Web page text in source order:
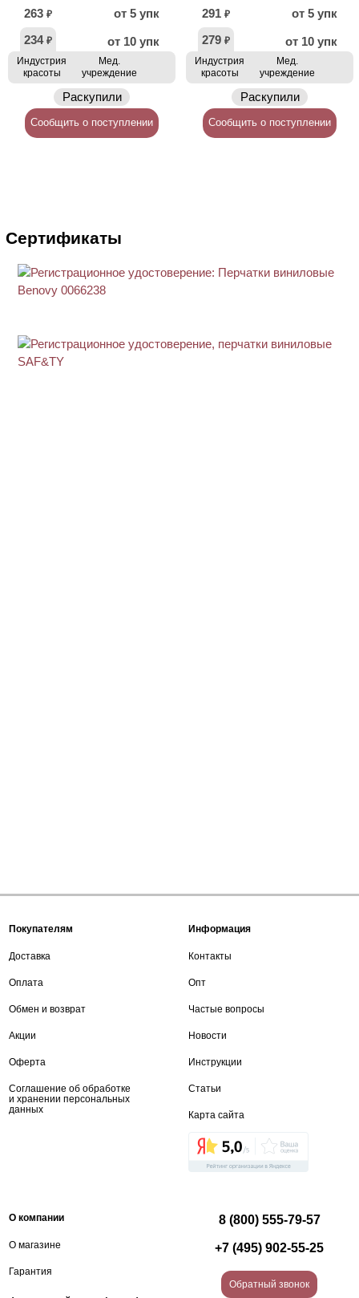
263 ₽
от 5 упк
234 ₽ от 10 упк
Индустрия
красоты
Мед.
учреждение
Раскупили
Сообщить о поступлении
291 ₽
от 5 упк
279 ₽ от 10 упк
Индустрия
красоты
Мед.
учреждение
Раскупили
Сообщить о поступлении
Сертификаты
Покупателям
Доставка
Оплата
Обмен и возврат
Акции
Оферта
Соглашение об обработке
и хранении персональных
данных
Информация
Контакты
Опт
Частые вопросы
Новости
Инструкции
Статьи
Карта сайта
О компании
О магазине
Гарантия
8 (800) 555-79-57
+7 (495) 902-55-25
Обратный звонок